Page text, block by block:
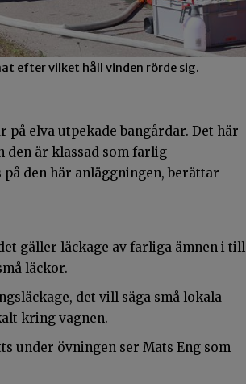
efter vilket håll vinden rörde sig.
på elva utpekade bangårdar. Det här
den är klassad som farlig
den här anläggningen, berättar
gäller läckage av farliga ämnen i till
läckor.
det vill säga små lokala
kring vagnen.
under övningen ser Mats Eng som